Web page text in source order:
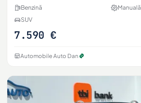
Benzină
Manuală
SUV
7.590 €
Automobile Auto Dan